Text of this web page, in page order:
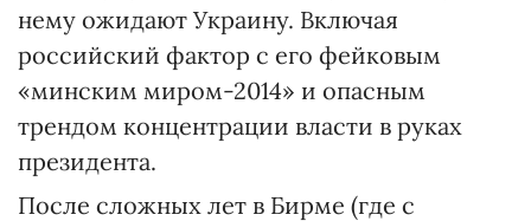
нему ожидают Украину. Включая
российский фактор с его фейковым
«минским миром-2014» и опасным
трендом концентрации власти в руках
президента.
После сложных лет в Бирме (где с